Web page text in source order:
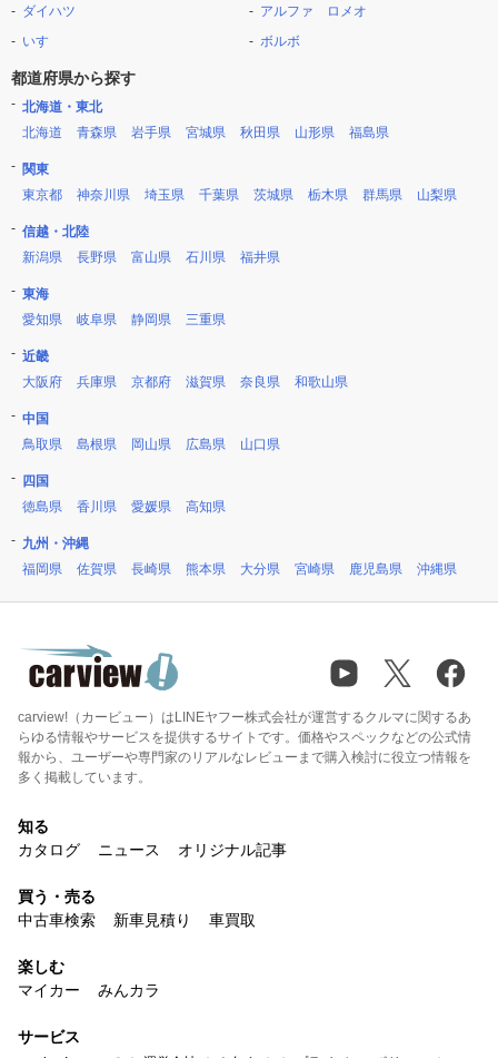
ダイハツ
いすゞ
アルファ ロメオ
ボルボ
都道府県から探す
北海道・東北
北海道
青森県 岩手県 宮城県 秋田県 山形県 福島県
関東
東京都
神奈川県 埼玉県 千葉県 茨城県 栃木県 群馬県 山梨県
信越・北陸
新潟県
長野県 富山県 石川県 福井県
東海
愛知県
岐阜県 静岡県 三重県
近畿
大阪府
兵庫県 京都府 滋賀県 奈良県 和歌山県
中国
鳥取県
島根県 岡山県 広島県 山口県
四国
徳島県
香川県 愛媛県 高知県
九州・沖縄
福岡県
佐賀県 長崎県 熊本県 大分県 宮崎県 鹿児島県 沖縄県
carview!（カービュー）はLINEヤフー株式会社が運営するクルマに関するあ
らゆる情報やサービスを提供するサイトです。価格やスペックなどの公式情
報から、ユーザーや専門家のリアルなレビューまで購入検討に役立つ情報を
多く掲載しています。
知る
カタログ
ニュース オリジナル記事
買う・売る
中古車検索
新車見積り 車買取
楽しむ
マイカー
みんカラ
サービス